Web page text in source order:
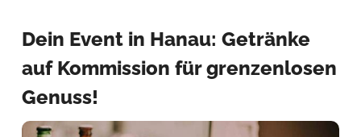
Dein Event in Hanau: Getränke
auf Kommission für grenzenlosen
Genuss!